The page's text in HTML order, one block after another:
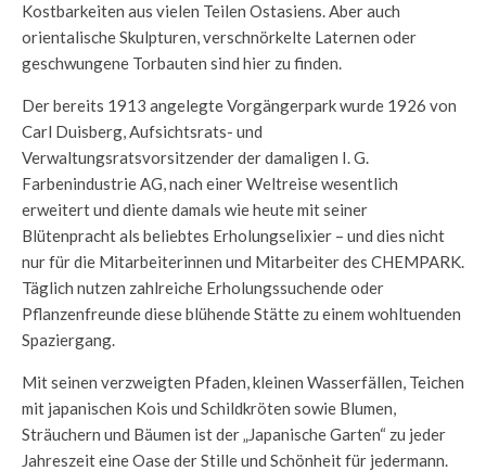
Kostbarkeiten aus vielen Teilen Ostasiens. Aber auch
orientalische Skulpturen, verschnörkelte Laternen oder
geschwungene Torbauten sind hier zu finden.
Der bereits 1913 angelegte Vorgängerpark wurde 1926 von
Carl Duisberg, Aufsichtsrats- und
Verwaltungsratsvorsitzender der damaligen I. G.
Farbenindustrie AG, nach einer Weltreise wesentlich
erweitert und diente damals wie heute mit seiner
Blütenpracht als beliebtes Erholungselixier – und dies nicht
nur für die Mitarbeiterinnen und Mitarbeiter des CHEMPARK.
Täglich nutzen zahlreiche Erholungssuchende oder
Pflanzenfreunde diese blühende Stätte zu einem wohltuenden
Spaziergang.
Mit seinen verzweigten Pfaden, kleinen Wasserfällen, Teichen
mit japanischen Kois und Schildkröten sowie Blumen,
Sträuchern und Bäumen ist der „Japanische Garten“ zu jeder
Jahreszeit eine Oase der Stille und Schönheit für jedermann.